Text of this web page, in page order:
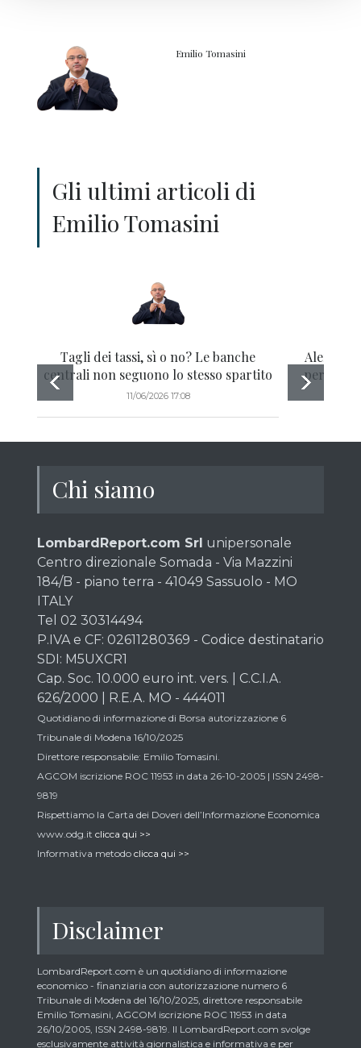
Emilio Tomasini
Gli ultimi articoli di
Emilio Tomasini
Tagli dei tassi, sì o no? Le banche
centrali non seguono lo stesso spartito
11/06/2026 17:08
Alerion
per
Chi siamo
LombardReport.com Srl unipersonale
Centro direzionale Somada - Via Mazzini
184/B - piano terra - 41049 Sassuolo - MO
ITALY
Tel 02 30314494
P.IVA e CF: 02611280369 - Codice destinatario
SDI: M5UXCR1
Cap. Soc. 10.000 euro int. vers. | C.C.I.A.
626/2000 | R.E.A. MO - 444011
Quotidiano di informazione di Borsa autorizzazione 6
Tribunale di Modena 16/10/2025
Direttore responsabile: Emilio Tomasini.
AGCOM iscrizione ROC 11953 in data 26-10-2005 | ISSN 2498-
9819
Rispettiamo la Carta dei Doveri dell’Informazione Economica
www.odg.it clicca qui >>
Informativa metodo clicca qui >>
Disclaimer
LombardReport.com è un quotidiano di informazione
economico - finanziaria con autorizzazione numero 6
Tribunale di Modena del 16/10/2025, direttore responsabile
Emilio Tomasini, AGCOM iscrizione ROC 11953 in data
26/10/2005, ISSN 2498-9819. Il LombardReport.com svolge
esclusivamente attività giornalistica e informativa e per